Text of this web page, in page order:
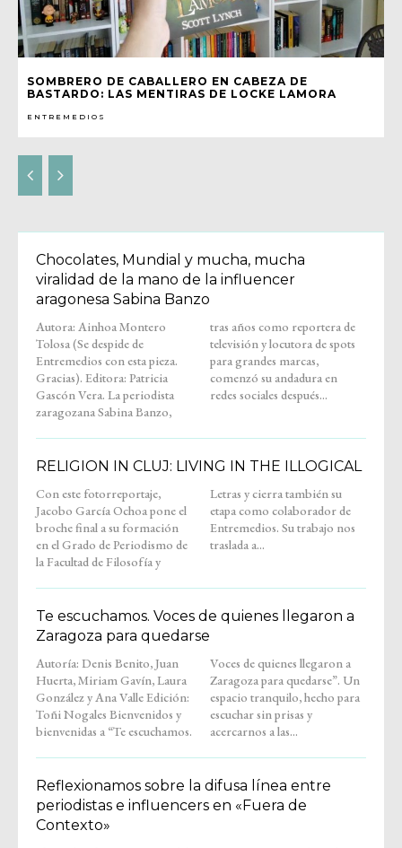
SOMBRERO DE CABALLERO EN CABEZA DE
BASTARDO: LAS MENTIRAS DE LOCKE LAMORA
ENTREMEDIOS
Chocolates, Mundial y mucha, mucha
viralidad de la mano de la influencer
aragonesa Sabina Banzo
Autora: Ainhoa Montero
Tolosa (Se despide de
Entremedios con esta pieza.
Gracias). Editora: Patricia
Gascón Vera. La periodista
zaragozana Sabina Banzo,
tras años como reportera de
televisión y locutora de spots
para grandes marcas,
comenzó su andadura en
redes sociales después...
RELIGION IN CLUJ: LIVING IN THE ILLOGICAL
Con este fotorreportaje,
Jacobo García Ochoa pone el
broche final a su formación
en el Grado de Periodismo de
la Facultad de Filosofía y
Letras y cierra también su
etapa como colaborador de
Entremedios. Su trabajo nos
traslada a...
Te escuchamos. Voces de quienes llegaron a
Zaragoza para quedarse
Autoría: Denis Benito, Juan
Huerta, Miriam Gavín, Laura
González y Ana Valle Edición:
Toñi Nogales Bienvenidos y
bienvenidas a “Te escuchamos.
Voces de quienes llegaron a
Zaragoza para quedarse”. Un
espacio tranquilo, hecho para
escuchar sin prisas y
acercarnos a las...
Reflexionamos sobre la difusa línea entre
periodistas e influencers en «Fuera de
Contexto»